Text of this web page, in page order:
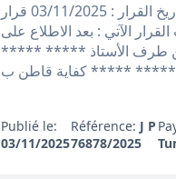
الجمهورية التونسية وزارة العدل محكمة التعقيب القضية عدد 76878 تاريخ القرار : 03/11/2025 قرار
القرار الآتي : بعد الاطلاع على
المقدم بتاريخ 29/07/2024 والمرسم تحت عدد 1173 من طرف الأستاذ ***** *****
Publié le:
03/11/2025
Référence: J P
76878/2025